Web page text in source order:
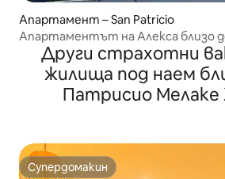
Апартамент – San Patricio
Апартаментът на Алекса близо
Други страхотни
жилища под наем
Патрисио Мелаке
Супердомакин
Супердомакин